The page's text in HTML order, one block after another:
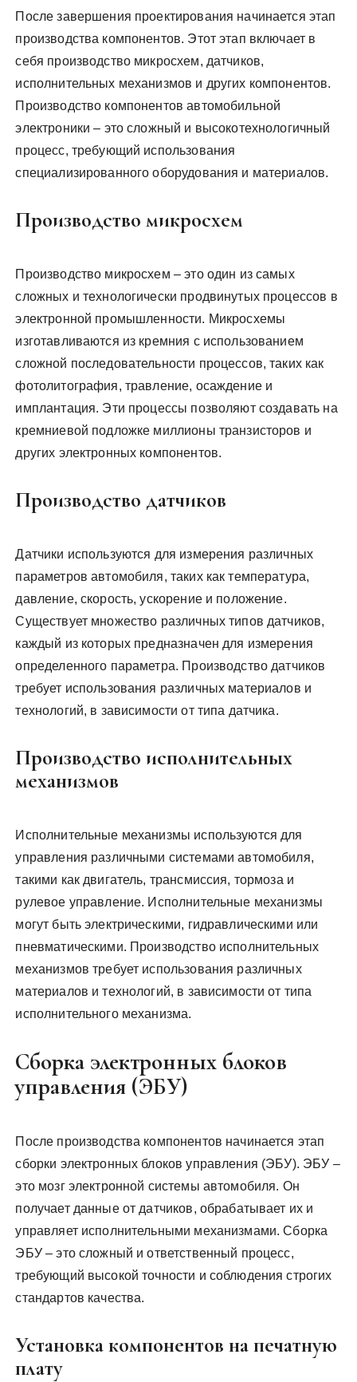
После завершения проектирования начинается этап
производства компонентов. Этот этап включает в
себя производство микросхем, датчиков,
исполнительных механизмов и других компонентов.
Производство компонентов автомобильной
электроники – это сложный и высокотехнологичный
процесс, требующий использования
специализированного оборудования и материалов.
Производство микросхем
Производство микросхем – это один из самых
сложных и технологически продвинутых процессов в
электронной промышленности. Микросхемы
изготавливаются из кремния с использованием
сложной последовательности процессов, таких как
фотолитография, травление, осаждение и
имплантация. Эти процессы позволяют создавать на
кремниевой подложке миллионы транзисторов и
других электронных компонентов.
Производство датчиков
Датчики используются для измерения различных
параметров автомобиля, таких как температура,
давление, скорость, ускорение и положение.
Существует множество различных типов датчиков,
каждый из которых предназначен для измерения
определенного параметра. Производство датчиков
требует использования различных материалов и
технологий, в зависимости от типа датчика.
Производство исполнительных
механизмов
Исполнительные механизмы используются для
управления различными системами автомобиля,
такими как двигатель, трансмиссия, тормоза и
рулевое управление. Исполнительные механизмы
могут быть электрическими, гидравлическими или
пневматическими. Производство исполнительных
механизмов требует использования различных
материалов и технологий, в зависимости от типа
исполнительного механизма.
Сборка электронных блоков
управления (ЭБУ)
После производства компонентов начинается этап
сборки электронных блоков управления (ЭБУ). ЭБУ –
это мозг электронной системы автомобиля. Он
получает данные от датчиков, обрабатывает их и
управляет исполнительными механизмами. Сборка
ЭБУ – это сложный и ответственный процесс,
требующий высокой точности и соблюдения строгих
стандартов качества.
Установка компонентов на печатную
плату